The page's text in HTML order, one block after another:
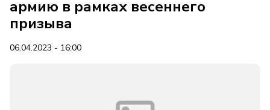
армию в рамках весеннего
призыва
06.04.2023 - 16:00